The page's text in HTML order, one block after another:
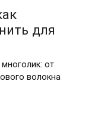
для
от
волокна